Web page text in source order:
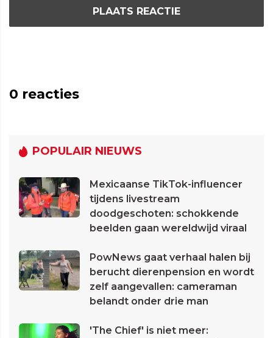
PLAATS REACTIE
0 reacties
POPULAIR NIEUWS
Mexicaanse TikTok-influencer
tijdens livestream
doodgeschoten: schokkende
beelden gaan wereldwijd viraal
PowNews gaat verhaal halen bij
berucht dierenpension en wordt
zelf aangevallen: cameraman
belandt onder drie man
'The Chief' is niet meer: